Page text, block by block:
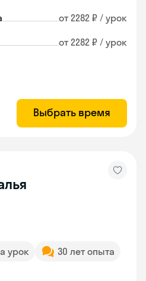
от 2282 ₽ / урок
от 2282 ₽ / урок
Выбрать время
урок
30 лет опыта